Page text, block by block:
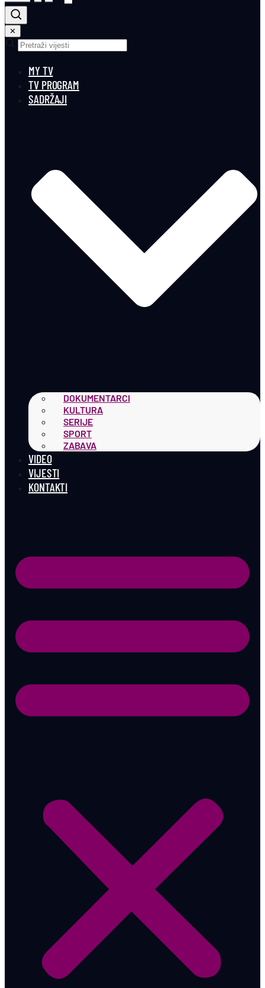
✕
MY TV
TV PROGRAM
SADRŽAJI
DOKUMENTARCI
KULTURA
SERIJE
SPORT
ZABAVA
VIDEO
VIJESTI
KONTAKTI